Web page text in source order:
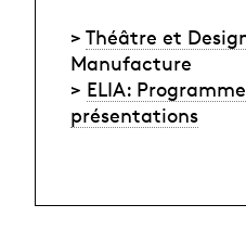
> Théâtre et
Manufacture
> ELIA:
présentations